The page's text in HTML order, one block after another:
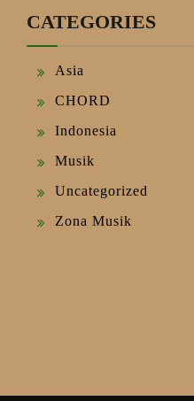
CATEGORIES
Asia
CHORD
Indonesia
Musik
Uncategorized
Zona Musik